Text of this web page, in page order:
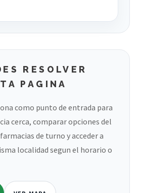
RESOLVER
PAGINA
como punto de entrada para
cerca, comparar opciones del
de turno y acceder a
localidad segun el horario o